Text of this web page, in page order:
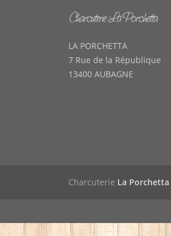
LA PORCHETTA
7 Rue de la République
13400 AUBAGNE
Charcuterie La Porchetta